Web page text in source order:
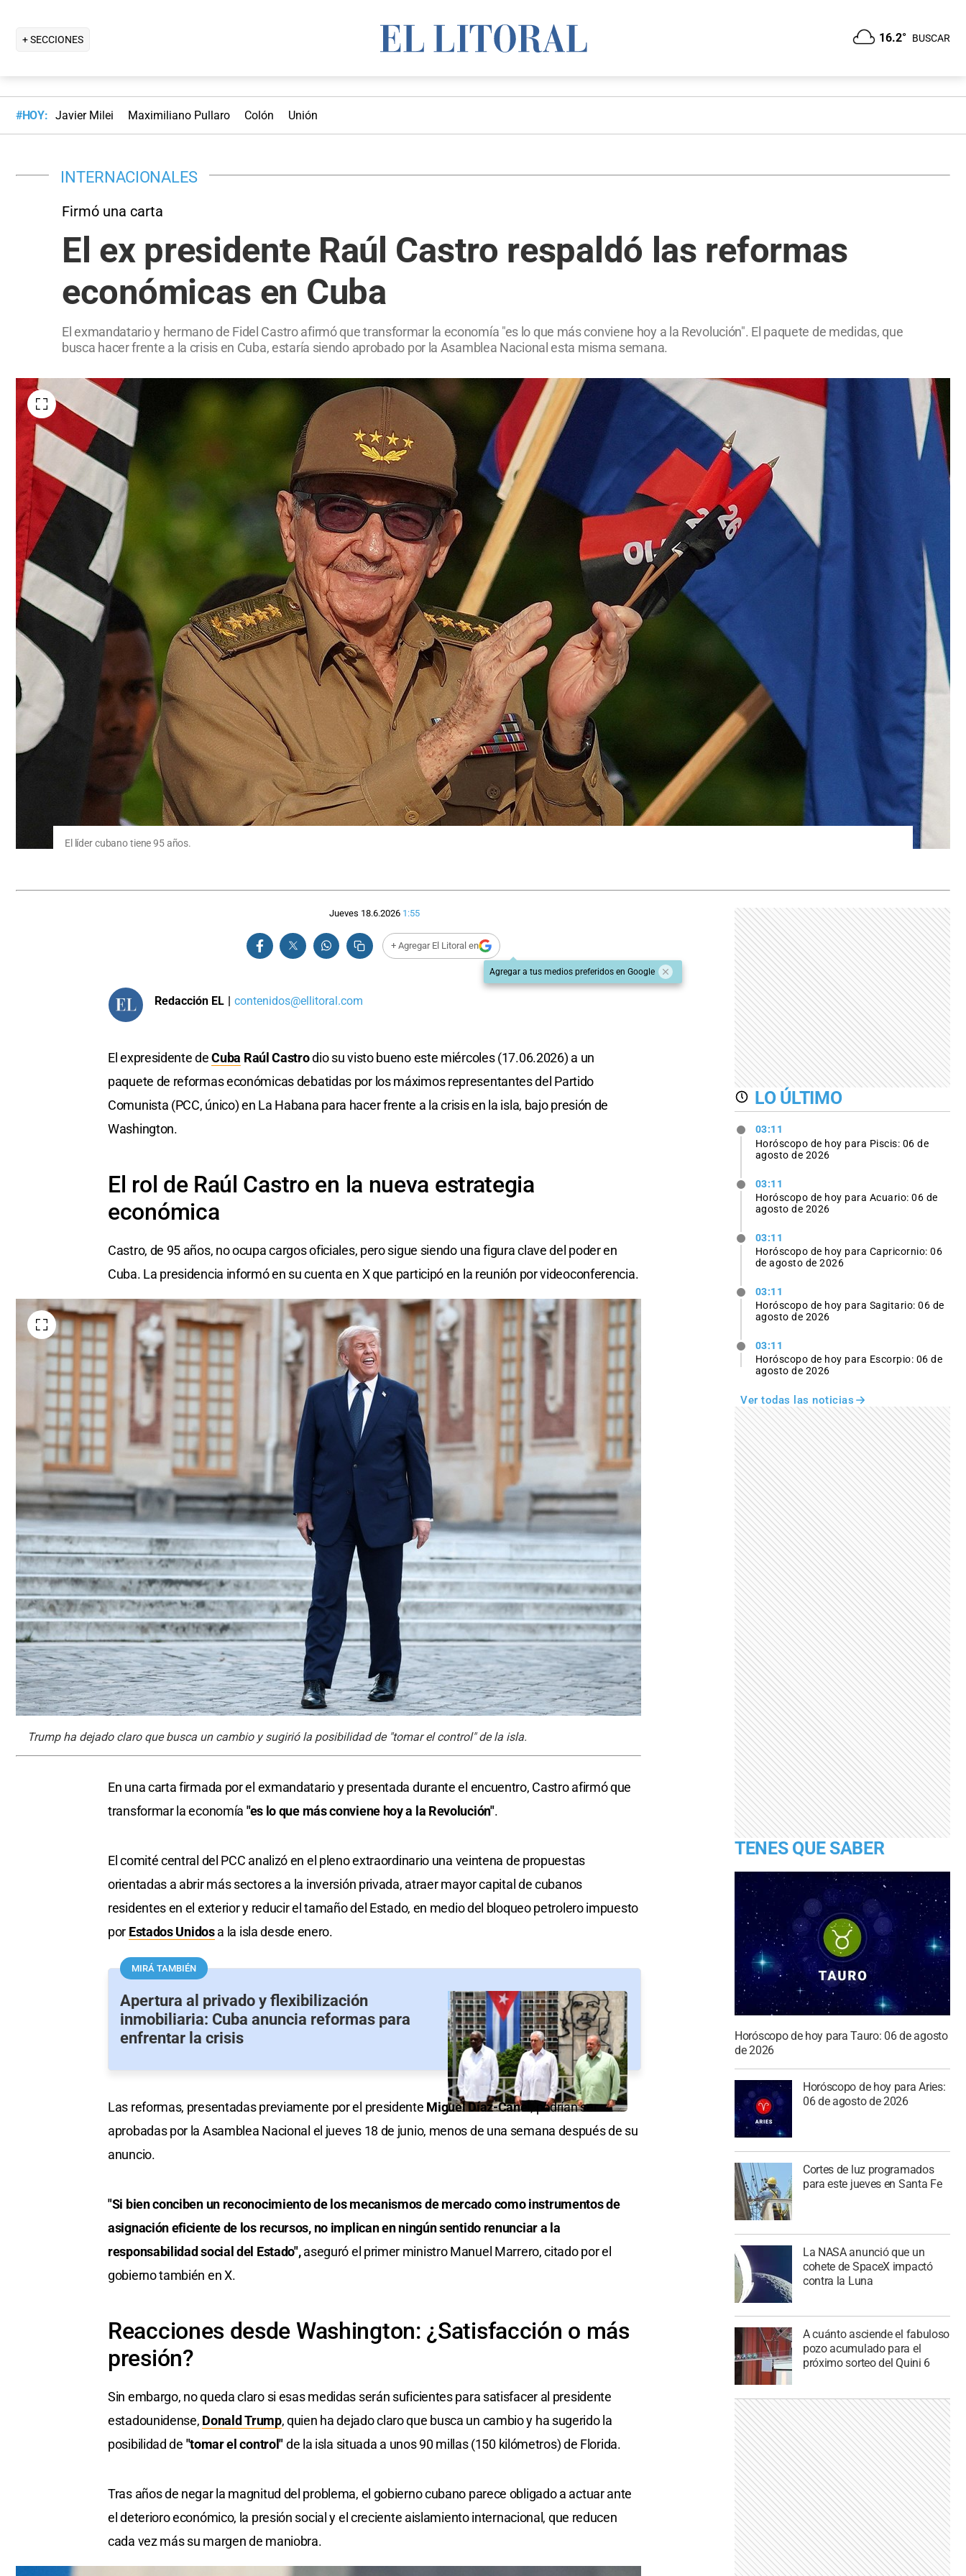
+ SECCIONES 16.2° BUSCAR
#HOY: Javier Milei Maximiliano Pullaro Colón Unión
INTERNACIONALES
Firmó una carta
El ex presidente Raúl Castro respaldó las reformas
económicas en Cuba
El exmandatario y hermano de Fidel Castro afirmó que transformar la economía "es lo que más conviene hoy a la Revolución". El paquete de medidas, que
busca hacer frente a la crisis en Cuba, estaría siendo aprobado por la Asamblea Nacional esta misma semana.
El líder cubano tiene 95 años.
Jueves 18.6.2026 1:55
+ Agregar El Litoral en
Agregar a tus medios preferidos en Google
Redacción EL | contenidos@ellitoral.com
El expresidente deCuba Raúl Castrodio su visto bueno este miércoles (17.06.2026) a un
paquete de reformas económicas debatidas por los máximos representantes del Partido
Comunista (PCC, único) en La Habana para hacer frente a la crisis en la isla, bajo presión de
Washington.
El rol de Raúl Castro en la nueva estrategia
económica
Castro, de 95 años, no ocupa cargos oficiales, pero sigue siendo una figura clave del poder en
Cuba. La presidencia informó en su cuenta en X que participó en la reunión por videoconferencia.
Trump ha dejado claro que busca un cambio y sugirió la posibilidad de "tomar el control" de la isla.
En una carta firmada por el exmandatario y presentada durante el encuentro, Castro afirmó que
transformar la economía "es lo que más conviene hoy a la Revolución".
El comité central del PCC analizó en el pleno extraordinario una veintena de propuestas
orientadas a abrir más sectores a la inversión privada, atraer mayor capital de cubanos
residentes en el exterior y reducir el tamaño del Estado, en medio del bloqueo petrolero impuesto
por Estados Unidosa la isla desde enero.
MIRÁ TAMBIÉN
Apertura al privado y flexibilización
inmobiliaria: Cuba anuncia reformas para
enfrentar la crisis
Las reformas, presentadas previamente por el presidente Miguel Díaz-Canel
, podrían ser
aprobadas por la Asamblea Nacional el jueves 18 de junio, menos de una semana después de su
anuncio.
"Si bien conciben un reconocimiento de los mecanismos de mercado como instrumentos de
asignación eficiente de los recursos, no implican en ningún sentido renunciar a la
responsabilidad social del Estado",aseguró el primer ministro Manuel Marrero, citado por el
gobierno también en X.
Reacciones desde Washington: ¿Satisfacción o más
presión?
Sin embargo, no queda claro si esas medidas serán suficientes para satisfacer al presidente
estadounidense, Donald Trump, quien ha dejado claro que busca un cambio y ha sugerido la
posibilidad de "tomar el control"de la isla situada a unos 90 millas (150 kilómetros) de Florida.
Tras años de negar la magnitud del problema, el gobierno cubano parece obligado a actuar ante
el deterioro económico, la presión social y el creciente aislamiento internacional, que reducen
cada vez más su margen de maniobra.
LO ÚLTIMO
03:11
Horóscopo de hoy para Piscis: 06 de
agosto de 2026
03:11
Horóscopo de hoy para Acuario: 06 de
agosto de 2026
03:11
Horóscopo de hoy para Capricornio: 06
de agosto de 2026
03:11
Horóscopo de hoy para Sagitario: 06 de
agosto de 2026
03:11
Horóscopo de hoy para Escorpio: 06 de
agosto de 2026
Ver todas las noticias
TENES QUE SABER
Horóscopo de hoy para Tauro: 06 de agosto
de 2026
Horóscopo de hoy para Aries:
06 de agosto de 2026
Cortes de luz programados
para este jueves en Santa Fe
La NASA anunció que un
cohete de SpaceX impactó
contra la Luna
A cuánto asciende el fabuloso
pozo acumulado para el
próximo sorteo del Quini 6